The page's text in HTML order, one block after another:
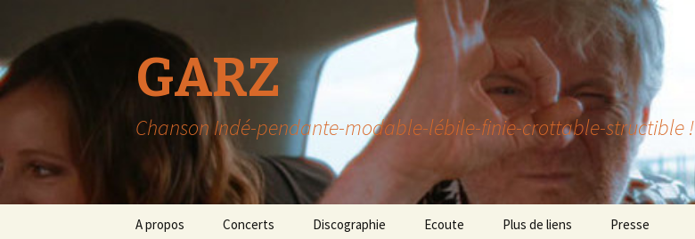
GARZ
Chanson Indé-pendante-modable-lébile-finie-crottable-structible !
A propos Concerts Discographie Ecoute Plus de liens Presse